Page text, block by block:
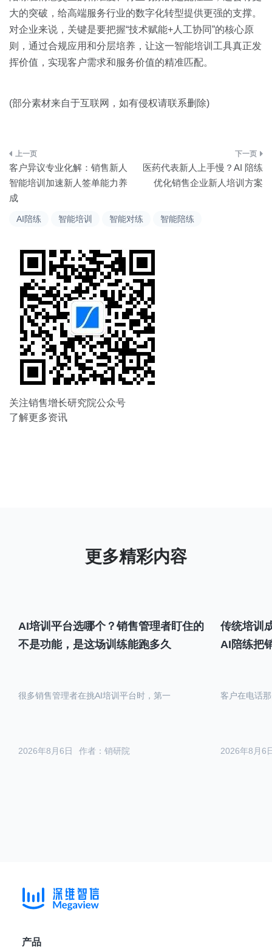
AI陪练 智能培训 智能对练 智能陪练
大的突破，给高端服务行业的数字化转型提供更强的支撑。
对企业来说，关键是要把握“技术赋能+人工协同”的核心原
则，通过合规应用和分层培养，让这一智能培训工具真正发
挥价值，实现客户需求和服务价值的精准匹配。
(部分素材来自于互联网，如有侵权请联系删除)
文
章
导
客户异议专业化解：销售新人
智能培训加速新人签单能力养
成
医药代表新人上手慢？AI 陪练
优化销售企业新人培训方案
关注销售增长研究院公众号
了解更多资讯
AI培训平台选哪个？销售管理者盯住的
不是功能，是这场训练能跑多久
作者：销研院
2026年8月6日
很多销售管理者在挑AI培训平台时，第一
传统培训
AI陪练把
2026年8月6
客户在电话
产品